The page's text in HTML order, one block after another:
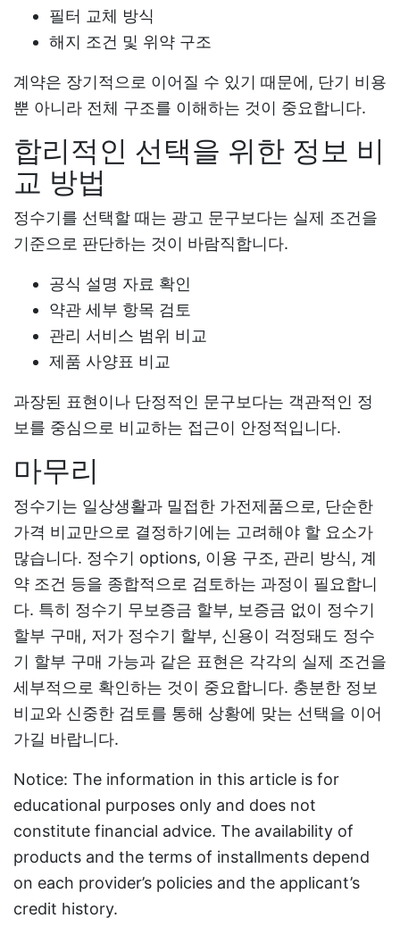
필터 교체 방식
해지 조건 및 위약 구조
계약은 장기적으로 이어질 수 있기 때문에, 단기 비용
뿐 아니라 전체 구조를 이해하는 것이 중요합니다.
합리적인 선택을 위한 정보 비
교 방법
정수기를 선택할 때는 광고 문구보다는 실제 조건을
기준으로 판단하는 것이 바람직합니다.
공식 설명 자료 확인
약관 세부 항목 검토
관리 서비스 범위 비교
제품 사양표 비교
과장된 표현이나 단정적인 문구보다는 객관적인 정
보를 중심으로 비교하는 접근이 안정적입니다.
마무리
정수기는 일상생활과 밀접한 가전제품으로, 단순한
가격 비교만으로 결정하기에는 고려해야 할 요소가
많습니다. 정수기 options, 이용 구조, 관리 방식, 계
약 조건 등을 종합적으로 검토하는 과정이 필요합니
다. 특히 정수기 무보증금 할부, 보증금 없이 정수기
할부 구매, 저가 정수기 할부, 신용이 걱정돼도 정수
기 할부 구매 가능과 같은 표현은 각각의 실제 조건을
세부적으로 확인하는 것이 중요합니다. 충분한 정보
비교와 신중한 검토를 통해 상황에 맞는 선택을 이어
가길 바랍니다.
Notice: The information in this article is for
educational purposes only and does not
constitute financial advice. The availability of
products and the terms of installments depend
on each provider’s policies and the applicant’s
credit history.